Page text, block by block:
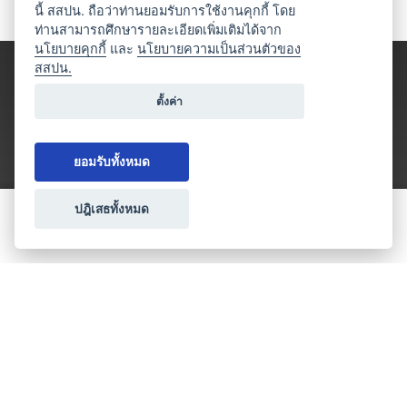
ประเภทธุรกิจไมซ์
นี้ สสปน. ถือว่าท่านยอมรับการใช้งานคุกกี้ โดย
ท่านสามารถศึกษารายละเอียดเพิ่มเติมได้จาก
นโยบายคุกกี้ และนโยบายความเป็นส่วนตัวของ
สสปน.
ตั้งค่า
ยอมรับทั้งหมด
ปฎิเสธทั้งหมด